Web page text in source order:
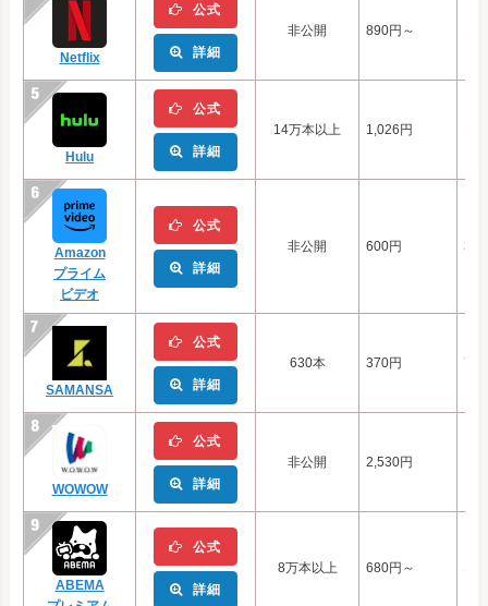
Netflix
公式
詳細
非公開 890円～ な
Hulu
公式
詳細
14万本以上 1,026円 な
Amazon
プライム
ビデオ
公式
詳細
非公開 600円 30
SAMANSA
公式
詳細
630本 370円 7日
WOWOW
公式
詳細
非公開 2,530円
ABEMA
公式
詳細
8万本以上 680円～ な